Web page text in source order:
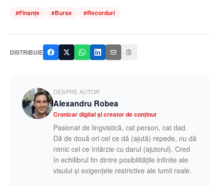
#Finanțe #Burse #Recorduri
DISTRIBUIE
DESPRE AUTOR
Alexandru Robea
Cronicar digital și creator de conținut
Pasionat de lingvistică, cat person, cat dad.
Dă de două ori cel ce dă (ajută) repede, nu dă
nimic cel ce întârzie cu darul (ajutorul). Cred
în echilibrul fin dintre posibilitățile infinite ale
visului și exigențele restrictive ale lumii reale.